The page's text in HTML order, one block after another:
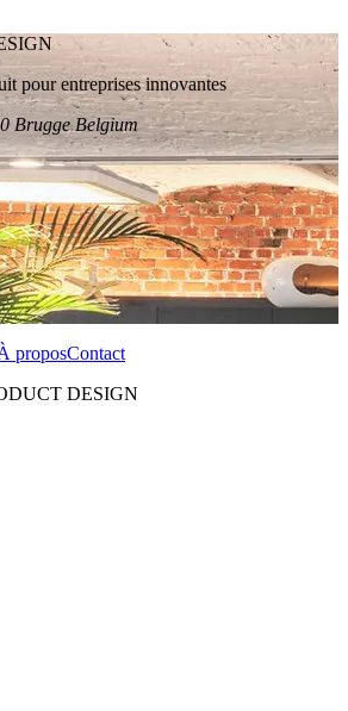
pour entreprises innovantes
Brugge Belgium
proposContact
DESIGN